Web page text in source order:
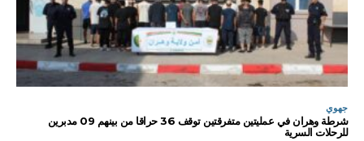
جهوي
شرطة وهران في عمليتين متفرقتين توقف 36 حراقا من بينهم 09 مدبرين
للرحلات السرية